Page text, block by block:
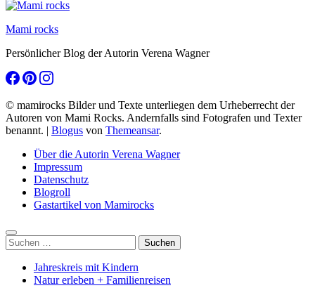
Mami rocks
Persönlicher Blog der Autorin Verena Wagner
© mamirocks Bilder und Texte unterliegen dem Urheberrecht der
Autoren von Mami Rocks. Andernfalls sind Fotografen und Texter
benannt. | Blogus von Themeansar.
Über die Autorin Verena Wagner
Impressum
Datenschutz
Blogroll
Gastartikel von Mamirocks
Suchen
nach:
Jahreskreis mit Kindern
Natur erleben + Familienreisen